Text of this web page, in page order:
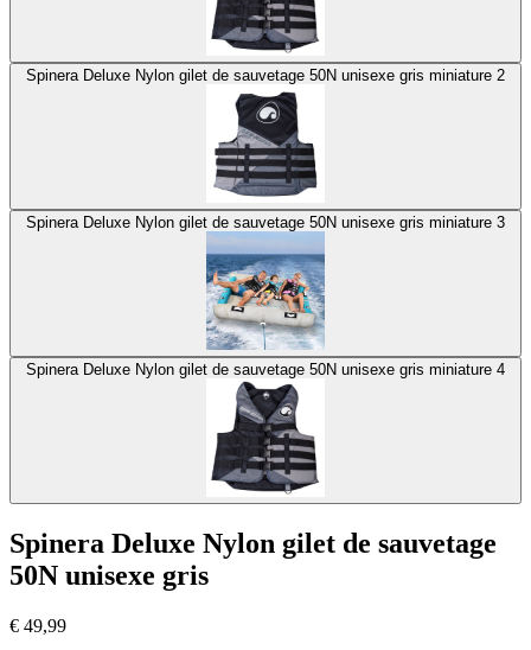
Spinera Deluxe Nylon gilet de sauvetage 50N unisexe gris miniature 2
Spinera Deluxe Nylon gilet de sauvetage 50N unisexe gris miniature 3
Spinera Deluxe Nylon gilet de sauvetage 50N unisexe gris miniature 4
Spinera Deluxe Nylon gilet de sauvetage
50N unisexe gris
€ 49,99